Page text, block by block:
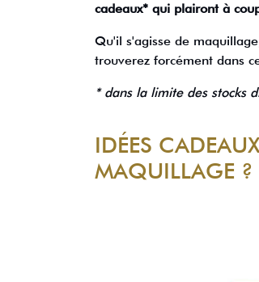
cadeaux* qui plairont à
Qu'il s'agisse de
trouverez forcément dans
* dans la limite des stocks
IDÉES
MAQUILLAGE ?